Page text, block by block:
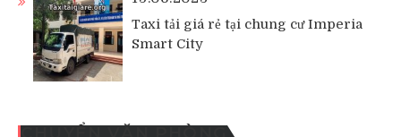
Taxi tải giá rẻ tại chung cư Imperia
Smart City